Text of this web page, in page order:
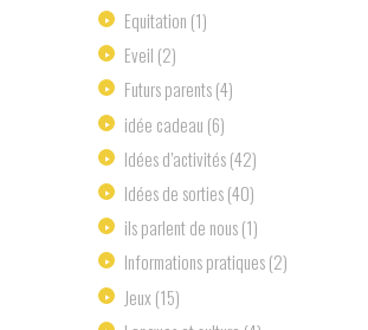
Equitation (1)
Eveil (2)
Futurs parents(4)
idée cadeau (6)
Idées d’activités(42)
Idées de sorties(40)
ils parlent de nous(1)
Informations pratiques(2)
Jeux (15)